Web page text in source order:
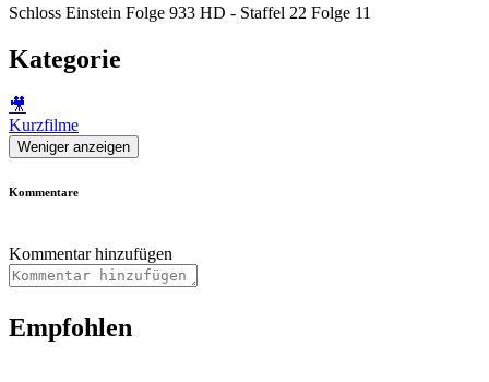
Schloss Einstein Folge 933 HD - Staffel 22 Folge 11
Kategorie
🎥
Kurzfilme
Weniger anzeigen
Kommentare
Kommentar hinzufügen
Empfohlen